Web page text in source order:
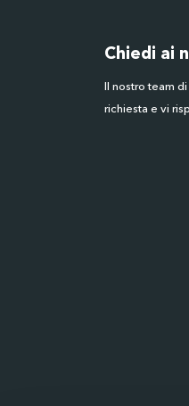
Chiedi ai
Il nostro team
richiesta e vi